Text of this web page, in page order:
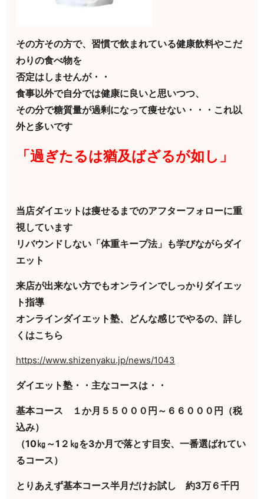
その方その方で、習慣で飲まれている健康飲料やこだ
わりの食べ物を
否定はしませんが・・
食事以外で自分では健康に良いと思いつつ、
その分で糖質量が過剰になって痩せない・・・これ以
外と多いです
「過ぎたるは猶及ばざるが如し」
当店ダイエットは痩せるまでのアフターフォローに重
視しています
リバウンドしない「体重キープ法」も学びながらダイ
エット
来店が出来ない方でもオンラインでしっかりダイエッ
ト指導
オンラインダイエット塾、どんな感じでやるの、詳し
くはこちら
https://www.shizenyaku.jp/news/1043
ダイエット塾・・主なコースは・・
基本コース １か月５５０００円～６６０００円（税
込み）
（10㎏～1２㎏を3か月で落とす目安、一番選ばれてい
るコース）
とりあえず基本コース半月だけお試し 約3万６千円